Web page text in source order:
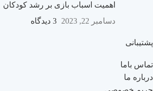
اهمیت اسباب بازی بر رشد کودکان
دسامبر 22, 2023
3 دیدگاه
پشتیبانی
تماس باما
درباره ما